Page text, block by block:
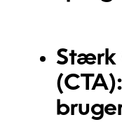
Stærk
(CTA):